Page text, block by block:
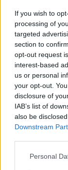
If you wish to
processing of
targeted
section to
opt-out request
interest-based
us or personal
your opt-out.
disclosure of
IAB’s list of
also be
Downstream
Personal
Sutinku su
Service apply.